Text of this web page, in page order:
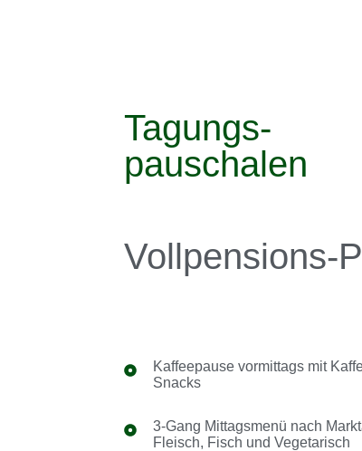
Tagungs-
pauschalen
Vollpensions-
Kaffeepause vormittags mit
Snacks
3-Gang Mittagsmenü nach
Fleisch, Fisch und Vegetarisch